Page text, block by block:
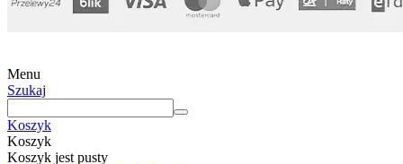
Menu
Szukaj
Koszyk
Koszyk
Koszyk jest pusty